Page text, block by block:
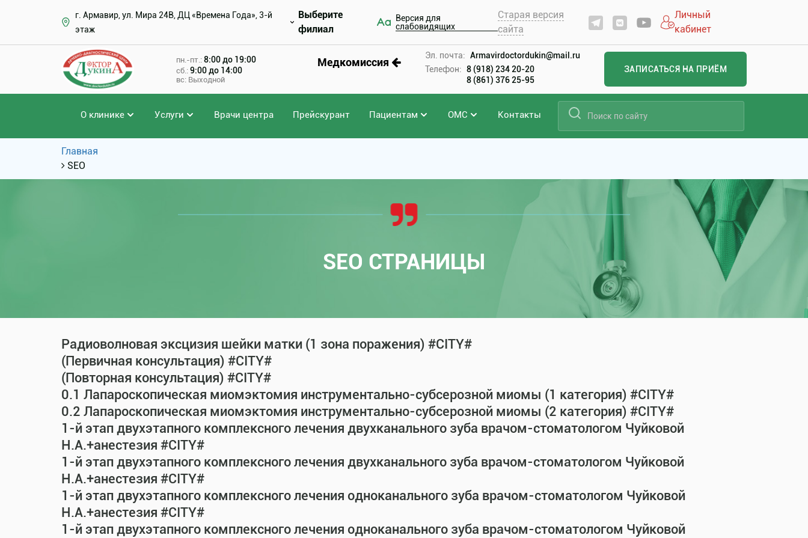
г. Армавир, ул. Мира 24В, ДЦ «Времена Года», 3-й
этаж
Выберите
филиал
Версия для
слабовидящих
Старая версия
сайта
Личный
кабинет
пн.-пт.:8:00 до 19:00
сб.:9:00 до 14:00
вс: Выходной
Медкомиссия
Эл. почта: Armavirdoctordukin@mail.ru
Телефон: 8 (918) 234 20-20
8 (861) 376 25-95
ЗАПИСАТЬСЯ НА ПРИЁМ
О клинике Услуги Врачи центра Прейскурант Пациентам ОМС Контакты
Главная
SEO
SEO СТРАНИЦЫ
Радиоволновая эксцизия шейки матки (1 зона поражения) #CITY#
(Первичная консультация) #CITY#
(Повторная консультация) #CITY#
0.1 Лапароскопическая миомэктомия инструментально-субсерозной миомы (1 категория) #CITY#
0.2 Лапароскопическая миомэктомия инструментально-субсерозной миомы (2 категория) #CITY#
1-й этап двухэтапного комплексного лечения двухканального зуба врачом-стоматологом Чуйковой
Н.А.+анестезия #CITY#
1-й этап двухэтапного комплексного лечения двухканального зуба врачом-стоматологом Чуйковой
Н.А.+анестезия #CITY#
1-й этап двухэтапного комплексного лечения одноканального зуба врачом-стоматологом Чуйковой
Н.А.+анестезия #CITY#
1-й этап двухэтапного комплексного лечения одноканального зуба врачом-стоматологом Чуйковой